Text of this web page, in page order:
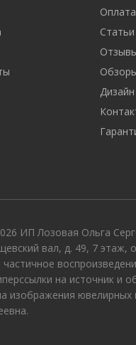
Оплата
Статьи
Дизайн
ИП Лозовая Ольга
вал, д. 49, 7 этаж,
на источник и
изображения